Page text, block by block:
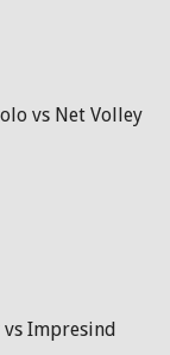
vs Net Volley
Impresind